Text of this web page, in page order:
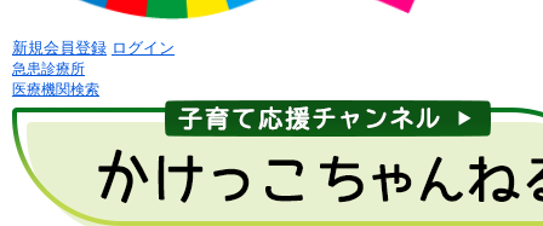
新規会員登録 ログイン
急患診療所
医療機関検索